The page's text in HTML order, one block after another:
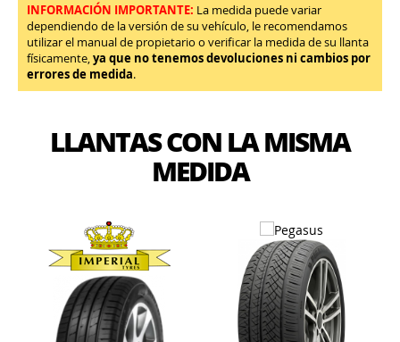
INFORMACIÓN IMPORTANTE: La medida puede variar
dependiendo de la versión de su vehículo, le recomendamos
utilizar el manual de propietario o verificar la medida de su llanta
físicamente,ya que no tenemos devoluciones ni cambios por
errores de medida.
LLANTAS CON LA MISMA
MEDIDA